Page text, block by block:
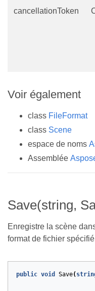
cancellationToken
Voir également
class FileFormat
class Scene
espace de noms
Assemblée
Save(string,
Enregistre la scène
format de fichier
public void Save(